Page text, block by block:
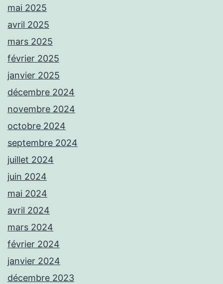
mai 2025
avril 2025
mars 2025
février 2025
janvier 2025
décembre 2024
novembre 2024
octobre 2024
septembre 2024
juillet 2024
juin 2024
mai 2024
avril 2024
mars 2024
février 2024
janvier 2024
décembre 2023